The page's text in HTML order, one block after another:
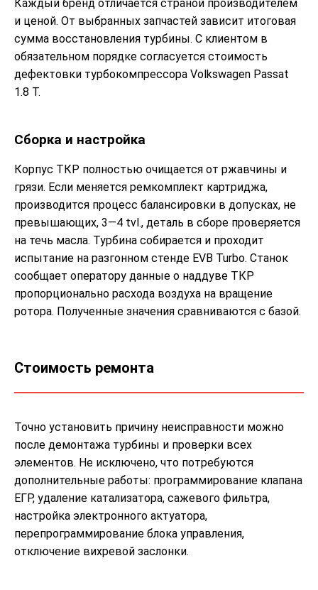
Каждый бренд отличается страной производителем
и ценой. От выбранных запчастей зависит итоговая
сумма восстановления турбины. С клиентом в
обязательном порядке согласуется стоимость
дефектовки турбокомпрессора Volkswagen Passat
1.8 T.
Сборка и настройка
Корпус ТКР полностью очищается от ржавчины и
грязи. Если меняется ремкомплект картриджа,
производится процесс балансировки в допусках, не
превышающих, 3—4 tvl., деталь в сборе проверяется
на течь масла. Турбина собирается и проходит
испытание на разгонном стенде EVB Turbo. Станок
сообщает оператору данные о наддуве ТКР
пропорционально расхода воздуха на вращение
ротора. Полученные значения сравниваются с базой.
Стоимость ремонта
Точно установить причину неисправности можно
после демонтажа турбины и проверки всех
элементов. Не исключено, что потребуются
дополнительные работы: программирование клапана
ЕГР, удаление катализатора, сажевого фильтра,
настройка электронного актуатора,
перепрограммирование блока управления,
отключение вихревой заслонки.